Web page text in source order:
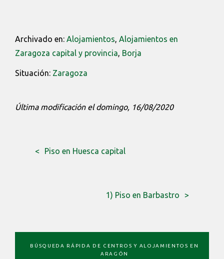
Archivado en: Alojamientos, Alojamientos en
Zaragoza capital y provincia, Borja
Situación: Zaragoza
Última modificación el domingo, 16/08/2020
Piso en Huesca capital
1) Piso en Barbastro
BÚSQUEDA RÁPIDA DE CENTROS Y ALOJAMIENTOS EN
ARAGÓN